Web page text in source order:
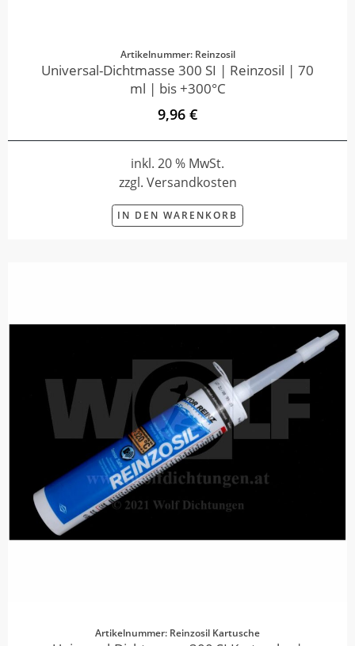
Artikelnummer: Reinzosil
Universal-Dichtmasse 300 SI | Reinzosil | 70
ml | bis +300°C
9,96 €
inkl. 20 % MwSt.
zzgl. Versandkosten
IN DEN WARENKORB
Artikelnummer: Reinzosil Kartusche